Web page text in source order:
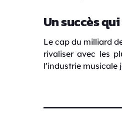
Un succès
Le cap du milliard
rivaliser avec les
l’industrie musicale